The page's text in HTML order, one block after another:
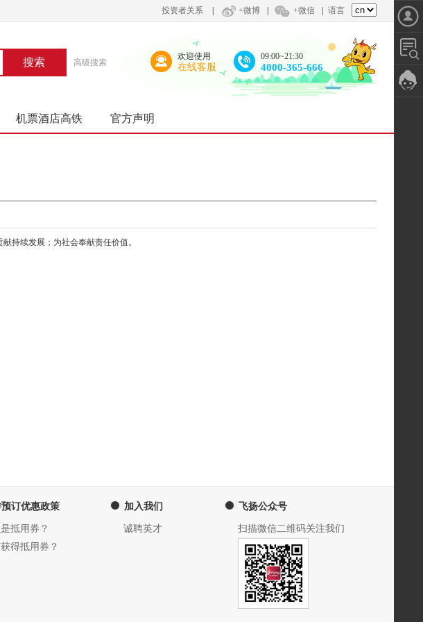
投资者关系 +微博 +微信 语言
搜索 高级搜索
欢迎使用
在线客服
09:00~21:30
4000-365-666
机票酒店高铁 官方声明
持续发展；为社会奉献责任价值。
订优惠政策
抵用券？
得抵用券？
加入我们
诚聘英才
飞扬公众号
扫描微信二维码关注我们